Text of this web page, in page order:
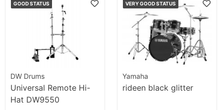
GOOD STATUS
DW Drums
Universal Remote Hi-
Hat DW9550
VERY GOOD STATUS
Yamaha
rideen black glitter